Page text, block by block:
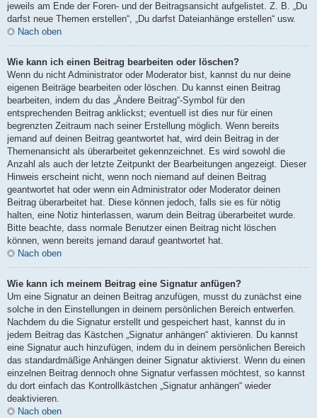
jeweils am Ende der Foren- und der Beitragsansicht aufgelistet. Z. B. „Du
darfst neue Themen erstellen“, „Du darfst Dateianhänge erstellen“ usw.
Nach oben
Wie kann ich einen Beitrag bearbeiten oder löschen?
Wenn du nicht Administrator oder Moderator bist, kannst du nur deine
eigenen Beiträge bearbeiten oder löschen. Du kannst einen Beitrag
bearbeiten, indem du das „Ändere Beitrag“-Symbol für den
entsprechenden Beitrag anklickst; eventuell ist dies nur für einen
begrenzten Zeitraum nach seiner Erstellung möglich. Wenn bereits
jemand auf deinen Beitrag geantwortet hat, wird dein Beitrag in der
Themenansicht als überarbeitet gekennzeichnet. Es wird sowohl die
Anzahl als auch der letzte Zeitpunkt der Bearbeitungen angezeigt. Dieser
Hinweis erscheint nicht, wenn noch niemand auf deinen Beitrag
geantwortet hat oder wenn ein Administrator oder Moderator deinen
Beitrag überarbeitet hat. Diese können jedoch, falls sie es für nötig
halten, eine Notiz hinterlassen, warum dein Beitrag überarbeitet wurde.
Bitte beachte, dass normale Benutzer einen Beitrag nicht löschen
können, wenn bereits jemand darauf geantwortet hat.
Nach oben
Wie kann ich meinem Beitrag eine Signatur anfügen?
Um eine Signatur an deinen Beitrag anzufügen, musst du zunächst eine
solche in den Einstellungen in deinem persönlichen Bereich entwerfen.
Nachdem du die Signatur erstellt und gespeichert hast, kannst du in
jedem Beitrag das Kästchen „Signatur anhängen“ aktivieren. Du kannst
eine Signatur auch hinzufügen, indem du in deinem persönlichen Bereich
das standardmäßige Anhängen deiner Signatur aktivierst. Wenn du einen
einzelnen Beitrag dennoch ohne Signatur verfassen möchtest, so kannst
du dort einfach das Kontrollkästchen „Signatur anhängen“ wieder
deaktivieren.
Nach oben